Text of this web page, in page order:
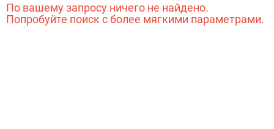
По вашему запросу ничего не найдено.
Попробуйте поиск с более мягкими параметрами.